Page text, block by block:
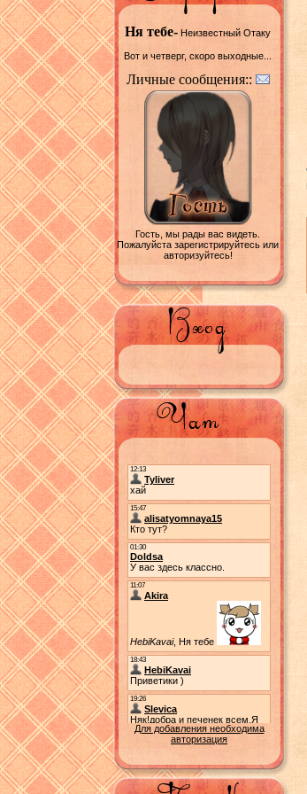
Ня тебе- Неизвестный Отаку
Вот и четверг, скоро выходные...
Личные сообщения::
Гость, мы рады вас видеть.
Пожалуйста зарегистрируйтесь или
авторизуйтесь!
Для добавления необходима
авторизация